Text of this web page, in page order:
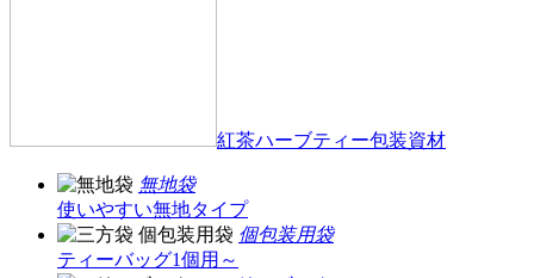
紅茶ハーブティー包装資材
無地袋
使いやすい無地タイプ
個包装用袋
ティーバッグ1個用～